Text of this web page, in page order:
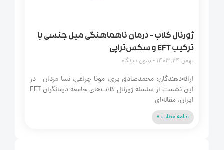
ژورنال کلاب – درمان ناهماهنگی میل جنسی با
ترکیب EFT و سکس‌تراپی
بدون دیدگاه
ارائه‌دهندگان: محمدصادق یری، مونا چراغی، نسا مردان در
این نشست از سلسله ژورنال کلاب‌های جامعه درمانگران EFT
ایران، مقاله‌ای
ادامه مطلب »